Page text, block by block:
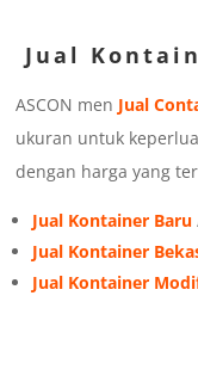
Jual
ASCON men Jual
ukuran untuk
dengan harga yang
Jual Kontainer Baru
Jual Kontainer
Jual Kontainer